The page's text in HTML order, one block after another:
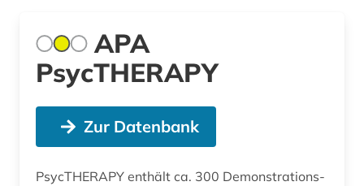
APA
PsycTHERAPY
Zur Datenbank
PsycTHERAPY enthält ca. 300 Demonstrations-